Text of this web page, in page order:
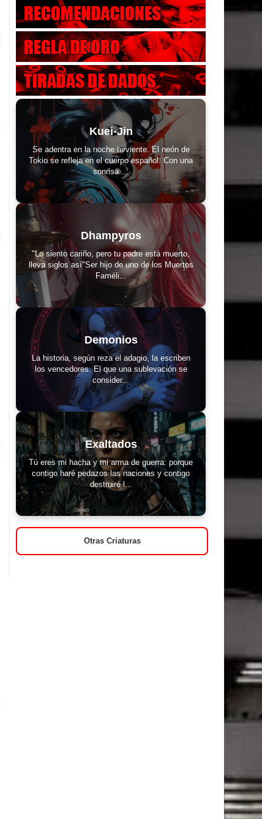
Kuei-Jin
Se adentra en la noche hirviente. El neón de
Tokio se refleja en el cuerpo español. Con una
sonrisa ...
Dhampyros
"Lo siento cariño, pero tu padre está muerto,
lleva siglos así"Ser hijo de uno de los Muertos
Faméli...
Demonios
La historia, según reza el adagio, la escriben
los vencedores. El que una sublevación se
consider...
Exaltados
Tú eres mi hacha y mi arma de guerra: porque
contigo haré pedazos las naciones y contigo
destruiré l...
Otras Criaturas